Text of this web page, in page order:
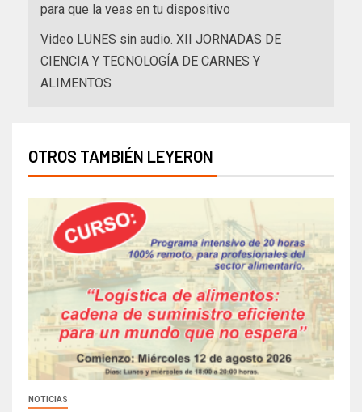
para que la veas en tu dispositivo
Video LUNES sin audio. XII JORNADAS DE
CIENCIA Y TECNOLOGÍA DE CARNES Y
ALIMENTOS
OTROS TAMBIÉN LEYERON
NOTICIAS